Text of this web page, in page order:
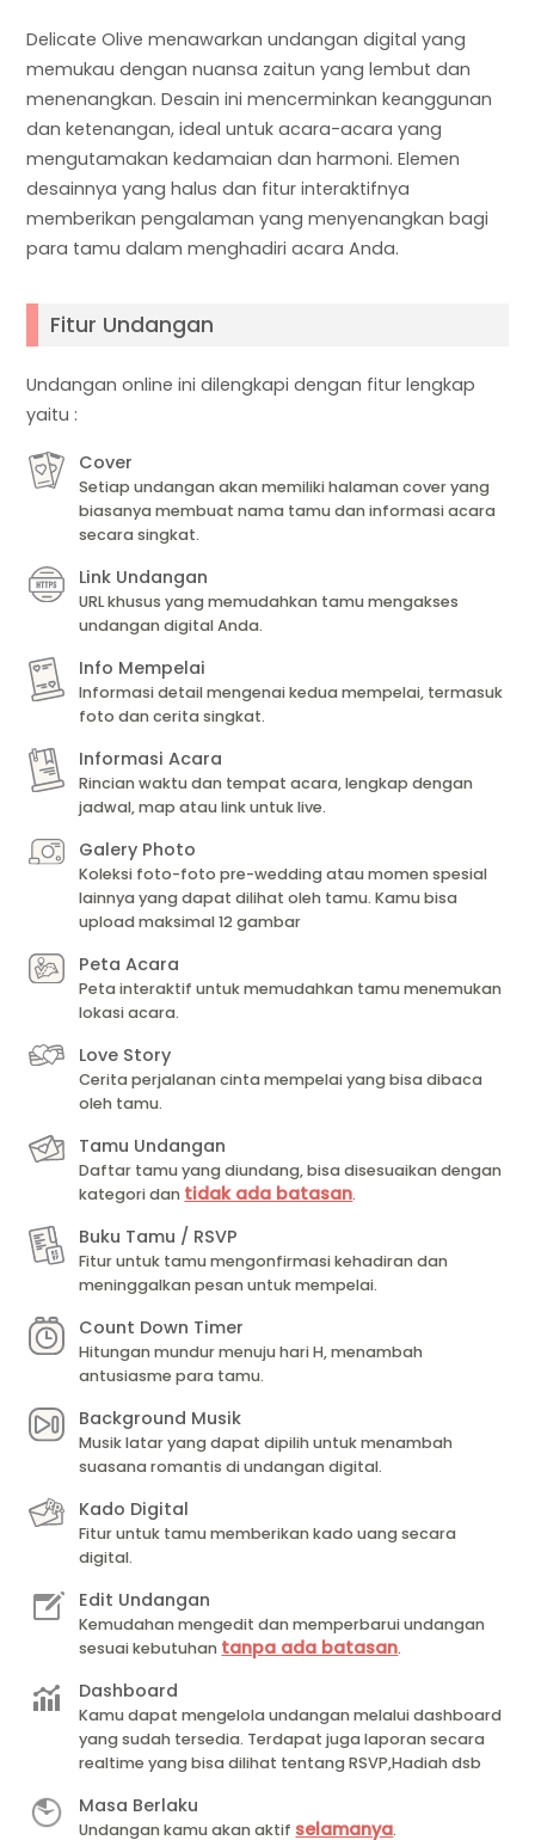
Delicate Olive menawarkan undangan digital yang
memukau dengan nuansa zaitun yang lembut dan
menenangkan. Desain ini mencerminkan keanggunan
dan ketenangan, ideal untuk acara-acara yang
mengutamakan kedamaian dan harmoni. Elemen
desainnya yang halus dan fitur interaktifnya
memberikan pengalaman yang menyenangkan bagi
para tamu dalam menghadiri acara Anda.
Fitur Undangan
Undangan online ini dilengkapi dengan fitur lengkap
yaitu :
Cover
Setiap undangan akan memiliki halaman cover yang
biasanya membuat nama tamu dan informasi acara
secara singkat.
Link Undangan
URL khusus yang memudahkan tamu mengakses
undangan digital Anda.
Info Mempelai
Informasi detail mengenai kedua mempelai, termasuk
foto dan cerita singkat.
Informasi Acara
Rincian waktu dan tempat acara, lengkap dengan
jadwal, map atau link untuk live.
Galery Photo
Koleksi foto-foto pre-wedding atau momen spesial
lainnya yang dapat dilihat oleh tamu. Kamu bisa
upload maksimal 12 gambar
Peta Acara
Peta interaktif untuk memudahkan tamu menemukan
lokasi acara.
Love Story
Cerita perjalanan cinta mempelai yang bisa dibaca
oleh tamu.
Tamu Undangan
Daftar tamu yang diundang, bisa disesuaikan dengan
kategori dan tidak ada batasan.
Buku Tamu / RSVP
Fitur untuk tamu mengonfirmasi kehadiran dan
meninggalkan pesan untuk mempelai.
Count Down Timer
Hitungan mundur menuju hari H, menambah
antusiasme para tamu.
Background Musik
Musik latar yang dapat dipilih untuk menambah
suasana romantis di undangan digital.
Kado Digital
Fitur untuk tamu memberikan kado uang secara
digital.
Edit Undangan
Kemudahan mengedit dan memperbarui undangan
sesuai kebutuhan tanpa ada batasan.
Dashboard
Kamu dapat mengelola undangan melalui dashboard
yang sudah tersedia. Terdapat juga laporan secara
realtime yang bisa dilihat tentang RSVP,Hadiah dsb
Masa Berlaku
Undangan kamu akan aktif selamanya.